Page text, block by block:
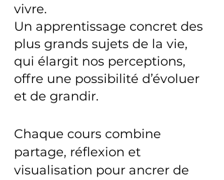
vivre.
Un apprentissage concret des
plus grands sujets de la vie,
qui élargit nos perceptions,
offre une possibilité d’évoluer
et de grandir.
Chaque cours combine
partage, réflexion et
visualisation pour ancrer de